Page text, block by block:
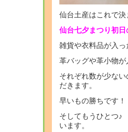
仙台土産はこれで
仙台七夕まつり初
雑貨や衣料品が入
革バッグや革小物
それぞれ数が少な
だきます。
早いもの勝ちです！
そしてもうひとつ♪
います。